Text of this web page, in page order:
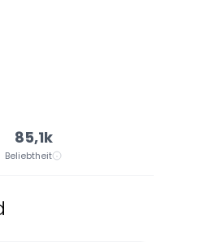
85,1k
Beliebtheit